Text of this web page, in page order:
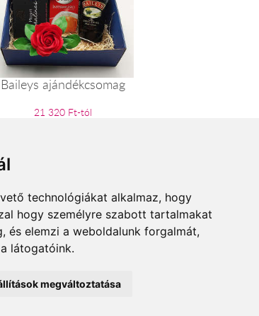
technológiákat alkalmaz, hogy
hogy személyre szabott tartalmakat
és elemzi a weboldalunk forgalmát,
látogatóink.
megváltoztatása
Baileys ajándékcsomag
21 320 Ft-tól